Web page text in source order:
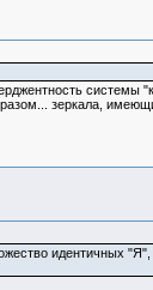
системы
зеркала,
идентичных